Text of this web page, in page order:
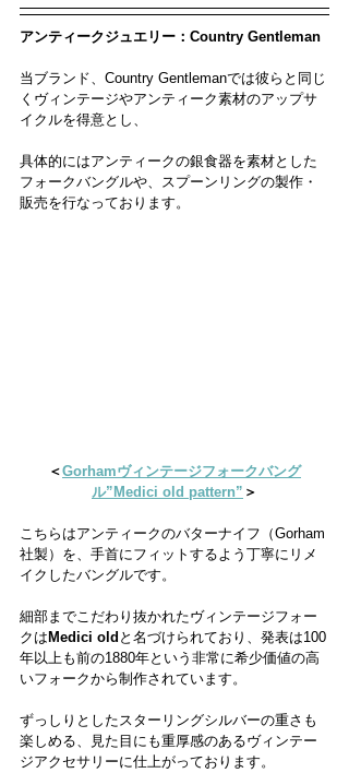
アンティークジュエリー：Country Gentleman
当ブランド、Country Gentlemanでは彼らと同じ
くヴィンテージやアンティーク素材のアップサ
イクルを得意とし、
具体的にはアンティークの銀食器を素材とした
フォークバングルや、スプーンリングの製作・
販売を行なっております。
＜Gorhamヴィンテージフォークバング
ル”Medici old pattern” ＞
こちらはアンティークのバターナイフ（Gorham
社製）を、手首にフィットするよう丁寧にリメ
イクしたバングルです。
細部までこだわり抜かれたヴィンテージフォー
クは Medici old と名づけられており、発表は100
年以上も前の1880年という非常に希少価値の高
いフォークから制作されています。
ずっしりとしたスターリングシルバーの重さも
楽しめる、見た目にも重厚感のあるヴィンテー
ジアクセサリーに仕上がっております。